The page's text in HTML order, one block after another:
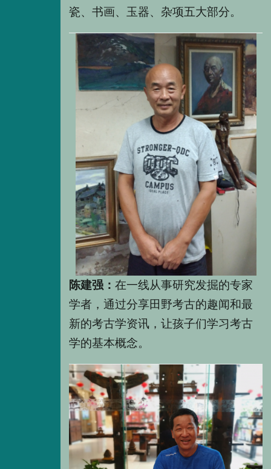
瓷、书画、玉器、杂项五大部分。
陈建强： 在一线从事研究发掘的专家
学者，通过分享田野考古的趣闻和最
新的考古学资讯，让孩子们学习考古
学的基本概念。